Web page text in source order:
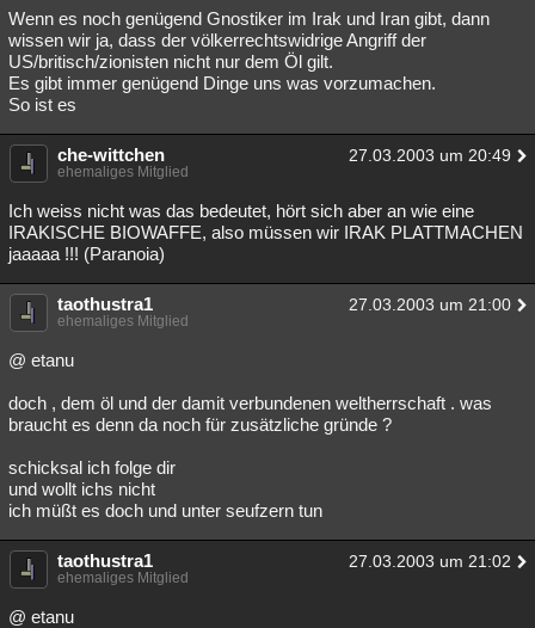
Wenn es noch genügend Gnostiker im Irak und Iran gibt, dann
wissen wir ja, dass der völkerrechtswidrige Angriff der
US/britisch/zionisten nicht nur dem Öl gilt.
Es gibt immer genügend Dinge uns was vorzumachen.
So ist es
che-wittchen 27.03.2003 um 20:49
ehemaliges Mitglied
Ich weiss nicht was das bedeutet, hört sich aber an wie eine
IRAKISCHE BIOWAFFE, also müssen wir IRAK PLATTMACHEN
jaaaaa !!! (Paranoia)
taothustra1 27.03.2003 um 21:00
ehemaliges Mitglied
@ etanu
doch , dem öl und der damit verbundenen weltherrschaft . was
braucht es denn da noch für zusätzliche gründe ?
schicksal ich folge dir
und wollt ichs nicht
ich müßt es doch und unter seufzern tun
taothustra1 27.03.2003 um 21:02
ehemaliges Mitglied
@ etanu